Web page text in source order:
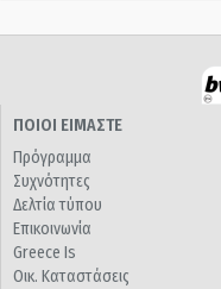
ΠΟΙΟΙ ΕΙΜΑΣΤΕ
Πρόγραμμα
Συχνότητες
Δελτία τύπου
Επικοινωνία
Greece Is
Οικ. Καταστάσεις